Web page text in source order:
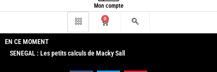
Mon compte
0
EN CE MOMENT
SENEGAL : Les petits calculs de Macky Sall